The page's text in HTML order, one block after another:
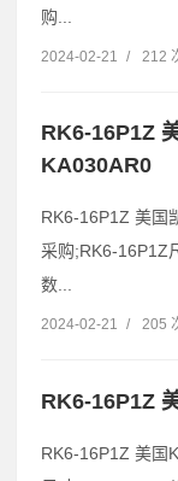
购...
2024-02-21 / 212
RK6-16P1Z
KA030AR0
RK6-16P1Z 美国
采购;RK6-16P1Z
数...
2024-02-21 / 205
RK6-16P1Z
RK6-16P1Z 美国